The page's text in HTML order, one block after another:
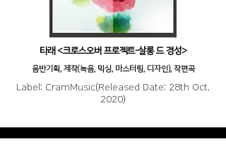
타래 <크로스오버 프로젝트-살롱 드 경성>
음반기획, 제작(녹음, 믹싱, 마스터링, 디자인), 작편곡
Label: CramMusic(Released Date: 28th Oct.
2020)